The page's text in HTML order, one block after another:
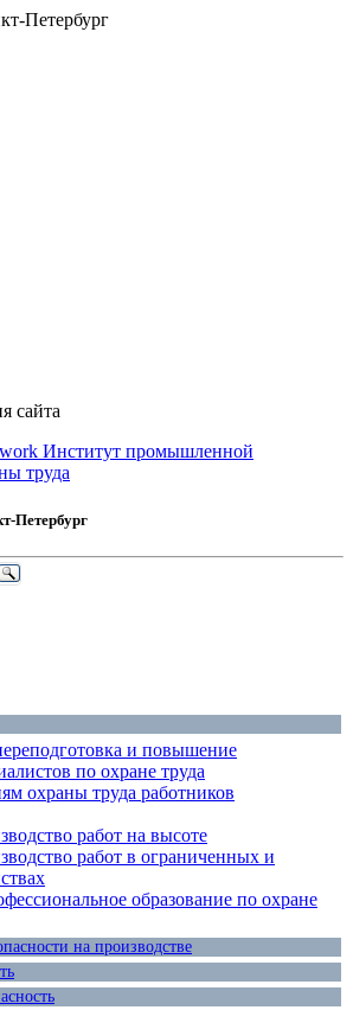
Петербург
сайта
Институт промышленной
труда
Петербург
и повышение
по охране труда
охраны труда работников
работ на высоте
работ в ограниченных и
образование по охране
на производстве